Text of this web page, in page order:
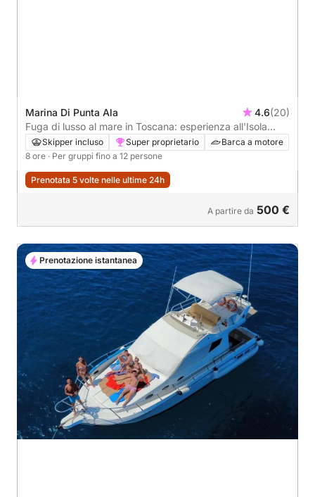
Marina Di Punta Ala 4.6(20)
Fuga di lusso al mare in Toscana: esperienza all'Isola
d'Elba e al Giglio
Skipper incluso Super proprietario
Barca a motore
8 ore · Per gruppi fino a 12 persone
Prenotata 5 volte nelle ultime 24h
A partire da 500 €
Prenotazione istantanea